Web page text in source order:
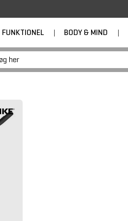
FUNKTIONEL | BODY & MIND |